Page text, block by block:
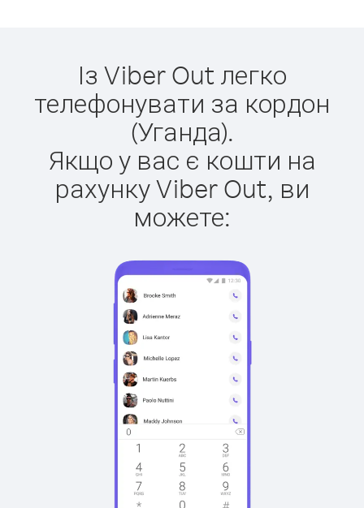
Із Viber Out легко
телефонувати за кордон
(Уганда).
Якщо у вас є кошти на
рахунку Viber Out, ви
можете: